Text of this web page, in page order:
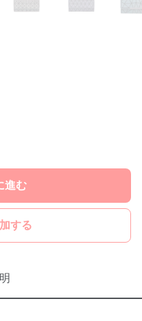
進む
する